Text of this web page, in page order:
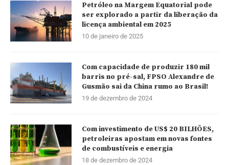
Petróleo na Margem Equatorial pode
ser explorado a partir da liberação da
licença ambiental em 2025
10 de janeiro de 2025
Com capacidade de produzir 180 mil
barris no pré-sal, FPSO Alexandre de
Gusmão sai da China rumo ao Brasil!
19 de dezembro de 2024
Com investimento de US$ 20 BILHÕES,
petroleiras apostam em novas fontes
de combustíveis e energia
18 de dezembro de 2024